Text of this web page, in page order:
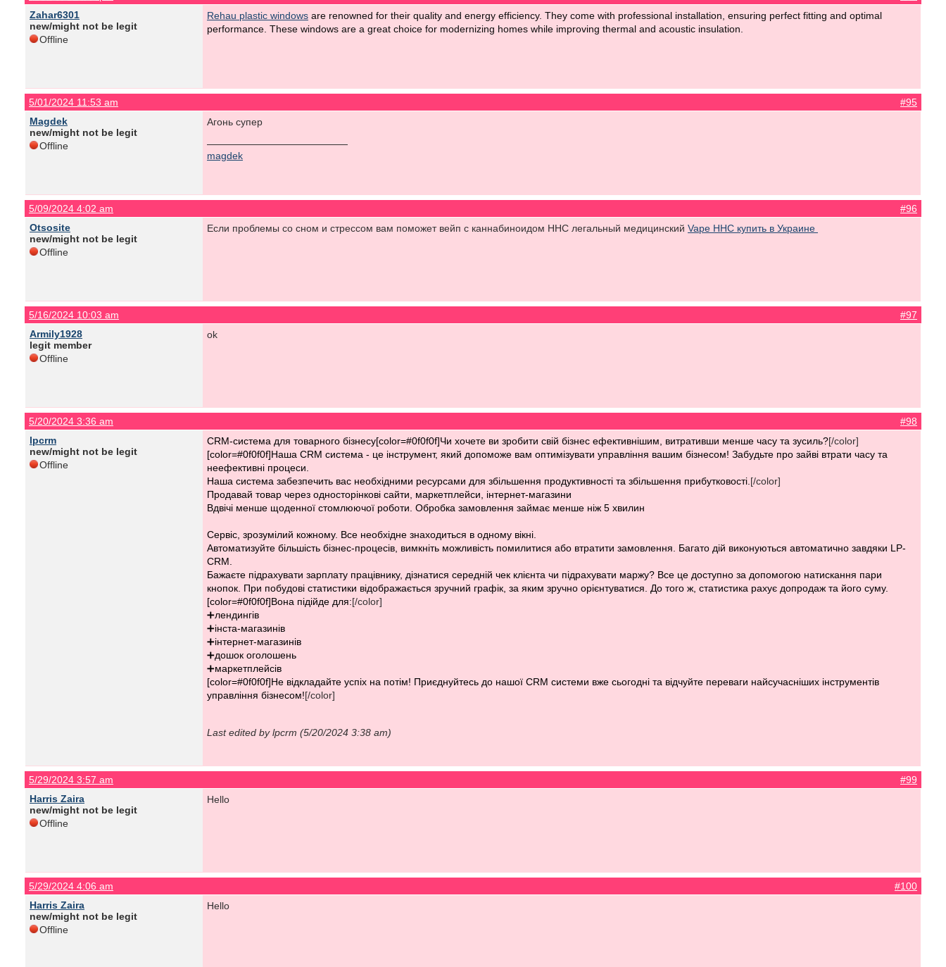
Zahar6301
new/might not be legit
Offline
Rehau plastic windows are renowned for their quality and energy efficiency. They come with professional installation, ensuring perfect fitting and optimal
performance. These windows are a great choice for modernizing homes while improving thermal and acoustic insulation.
5/01/2024 11:53 am
#95
Magdek
new/might not be legit
Offline
Агонь супер
magdek
5/09/2024 4:02 am
#96
Otsosite
new/might not be legit
Offline
Если проблемы со сном и стрессом вам поможет вейп с каннабиноидом HHC легальный медицинский Vape HHC купить в Украине
5/16/2024 10:03 am
#97
Armily1928
legit member
Offline
ok
5/20/2024 3:36 am
#98
lpcrm
new/might not be legit
Offline
CRM-система для товарного бізнесу[color=#0f0f0f]Чи хочете ви зробити свій бізнес ефективнішим, витративши менше часу та зусиль?[/color]
[color=#0f0f0f]Наша CRM система - це інструмент, який допоможе вам оптимізувати управління вашим бізнесом! Забудьте про зайві втрати часу та
неефективні процеси.
Наша система забезпечить вас необхідними ресурсами для збільшення продуктивності та збільшення прибутковості. [/color]
Продавай товар через односторінкові сайти, маркетплейси, інтернет-магазини
Вдвічі менше щоденної стомлюючої роботи. Обробка замовлення займає менше ніж 5 хвилин
Сервіс, зрозумілий кожному. Все необхідне знаходиться в одному вікні.
Автоматизуйте більшість бізнес-процесів, вимкніть можливість помилитися або втратити замовлення. Багато дій виконуються автоматично завдяки LP-
CRM.
Бажаєте підрахувати зарплату працівнику, дізнатися середній чек клієнта чи підрахувати маржу? Все це доступно за допомогою натискання пари
кнопок. При побудові статистики відображається зручний графік, за яким зручно орієнтуватися. До того ж, статистика рахує допродаж та його суму.
[color=#0f0f0f]Вона підійде для:[/color]
➕лендингів
➕інста-магазинів
➕інтернет-магазинів
➕дошок оголошень
➕маркетплейсів
[color=#0f0f0f]Не відкладайте успіх на потім! Приєднуйтесь до нашої CRM системи вже сьогодні та відчуйте переваги найсучасніших інструментів
управління бізнесом![/color]
Last edited by lpcrm (5/20/2024 3:38 am)
5/29/2024 3:57 am
#99
Harris Zaira
new/might not be legit
Offline
Hello
5/29/2024 4:06 am
#100
Harris Zaira
new/might not be legit
Offline
Hello